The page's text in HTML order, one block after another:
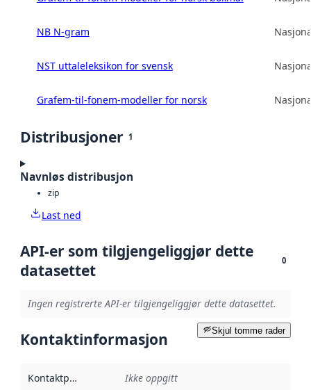
NB N-gram
NST uttaleleksikon for svensk
Grafem-til-fonem-modeller for norsk
Distribusjoner 1
Navnløs distribusjon
zip
Last ned
API-er som tilgjengeliggjør dette
datasettet
0
Ingen registrerte API-er tilgjengeliggjør dette datasettet.
Skjul tomme rader
Kontaktinformasjon
Kontaktpunkt Ikke oppgitt